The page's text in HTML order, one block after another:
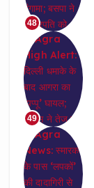
48
49